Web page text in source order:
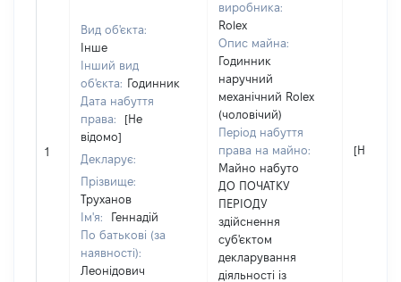
1
Вид об'єкта:
Інше
Інший вид
об'єкта: Годинник
Дата набуття
права:
[Не
відомо]
Декларує:
Прізвище:
Труханов
Ім'я:
Геннадій
По батькові (за
наявності):
Леонідович
виробника:
Rolex
Опис майна:
Годинник
наручний
механічний Rolex
(чоловічий)
Період набуття
права на майно:
Майно набуто
ДО ПОЧАТКУ
ПЕРІОДУ
здійснення
суб'єктом
декларування
діяльності із
[Не